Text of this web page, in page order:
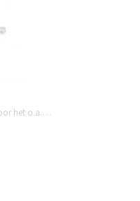
het o.a.…